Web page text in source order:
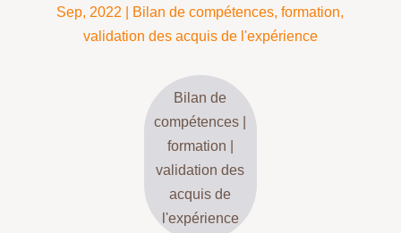
Sep, 2022 Bilan de compétences,formation,
validation des acquis de l'expérience
Bilan de
compétences
formation
validation des
acquis de
l'expérience